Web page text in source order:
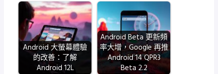
Android 大螢幕體驗
的改善：了解
Android 12L
Android Beta 更新頻
率大增，Google 再推
Android 14 QPR3
Beta 2.2